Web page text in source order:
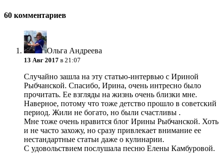
60 комментариев
Ольга Андреева
13 Авг 2017 в 21:07
Случайно зашла на эту статью-интервью с Ириной
Рыбчанской. Спасибо, Ирина, очень интресно было
прочитать. Ее взгляды на жизнь очень близки мне.
Наверное, потому что тоже детство прошло в советский
период. Жили не богато, но были счастливы .
Мне тоже очень нравится блог Ирины Рыбчанской. Хоть
и не часто захожу, но сразу привлекает внимание ее
нестандартные статьи даже о кулинарии.
С удовольствием послушала песню Елены Камбуровой.